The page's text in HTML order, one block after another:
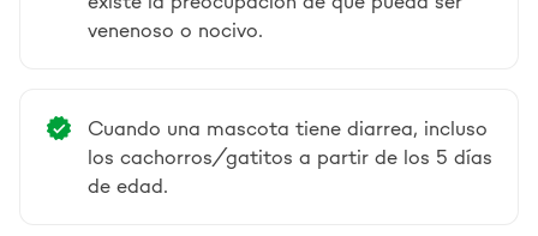
venenoso o nocivo.
Cuando una mascota tiene diarrea, incluso
los cachorros/gatitos a partir de los 5 días
de edad.